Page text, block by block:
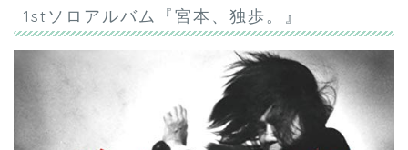
1stソロアルバム『宮本、独歩。』